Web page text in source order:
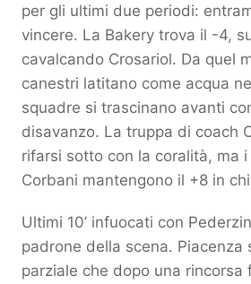
per gli ultimi due periodi:
vincere. La Bakery trova il -4,
cavalcando Crosariol. Da quel
canestri latitano come acqua
squadre si trascinano avanti
disavanzo. La truppa di coach
rifarsi sotto con la coralità, ma
Corbani mantengono il +8 in
Ultimi 10’ infuocati con
padrone della scena. Piacenza
parziale che dopo una rincorsa